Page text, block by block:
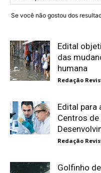
Se você não gostou dos
Edital
das
humana
Redação
Edital para
Centros de
Redação
Golfinho